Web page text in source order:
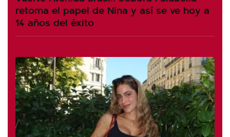
retoma el papel de Nina y así se ve hoy a
14 años del éxito